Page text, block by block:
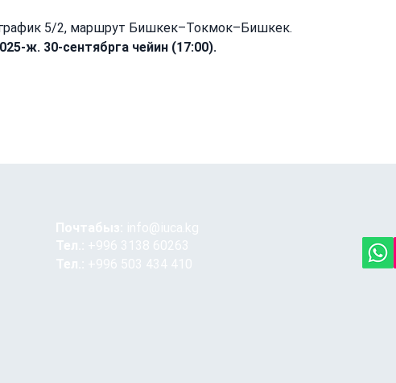
5/2, маршрут Бишкек–Токмок–Бишкек.
ж. 30-сентябрга чейин (17:00).
Почтабыз: info@iuca.kg
Тел.:
+996 3138 60263
Тел.:
+996 503 434 410